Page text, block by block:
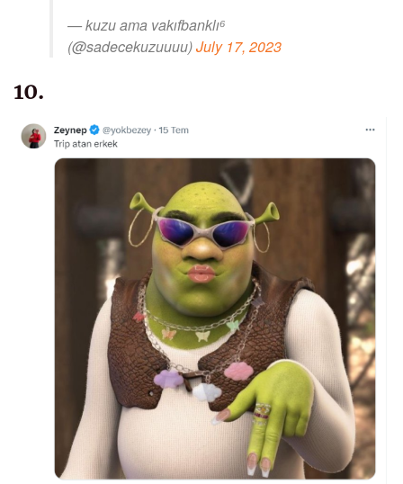
— kuzu ama vakıfbanklı⁶
(@sadecekuzuuuu)July 17, 2023
10.